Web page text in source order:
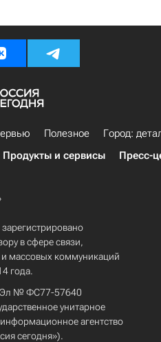
Полезное
Город:
Продукты и сервисы Пресс-
в сфере связи,
массовых коммуникаций
года.
Эл № ФС77-57640
унитарное
агентство
сегодня»).